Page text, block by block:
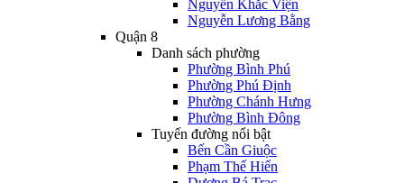
Nguyễn Khắc Viện
Nguyễn Lương Bằng
Quận 8
Danh sách phường
Phường Bình Phú
Phường Phú Định
Phường Chánh Hưng
Phường Bình Đông
Tuyến đường nổi bật
Bến Cần Giuộc
Phạm Thế Hiển